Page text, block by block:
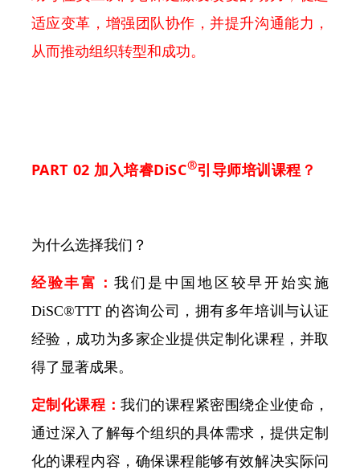
适应变革，增强团队协作，并提升沟通能力，
从而推动组织转型和成功。
PART 02 加入培睿DiSC®引导师培训课程？
为什么选择我们？
经验丰富：我们是中国地区较早开始实施
DiSC®TTT 的咨询公司，拥有多年培训与认证
经验，成功为多家企业提供定制化课程，并取
得了显著成果。
定制化课程：我们的课程紧密围绕企业使命，
通过深入了解每个组织的具体需求，提供定制
化的课程内容，确保课程能够有效解决实际问